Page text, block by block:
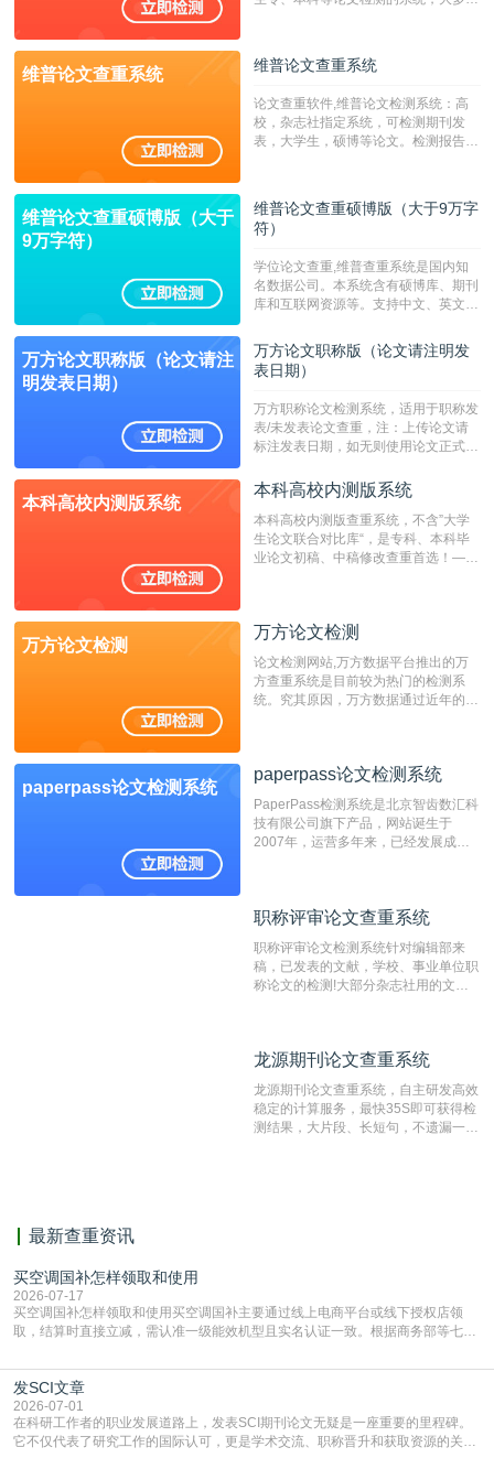
维普论文查重系统 维普论文查重系统
论文查重软件,维普论文检测系统：高
校，杂志社指定系统，可检测期刊发
表，大学生，硕博等论文。检测报告支
维普论文查重硕博版（大于
9万字符）
维普论文查重硕博版（大于9万字
符）
学位论文查重,维普查重系统是国内知
名数据公司。本系统含有硕博库、期刊
库和互联网资源等。支持中文、英文、
定院校！！！
万方论文职称版（论文请注
明发表日期）
万方论文职称版（论文请注明发
表日期）
万方职称论文检测系统，适用于职称发
表/未发表论文查重，注：上传论文请
标注发表日期，如无则使用论文正式发
成时间作为发表日期。
本科高校内测版系统
本科高校内测版系统
本科高校内测版查重系统，不含”大学
生论文联合对比库“，是专科、本科毕
业论文初稿、中稿修改查重首选！——
万方论文检测
万方论文检测
论文检测网站,万方数据平台推出的万
方查重系统是目前较为热门的检测系
统。究其原因，万方数据通过近年的发
非。其次，相对于知网而言，万方检测
重的推荐系统。
paperpass论文检测系统
paperpass论文检测系统
PaperPass检测系统是北京智齿数汇科
技有限公司旗下产品，网站诞生于
2007年，运营多年来，已经发展成为
检测速度快、精度高，市场反映良好。
职称评审论文查重系统
职称评审论文检测系统针对编辑部来
稿，已发表的文献，学校、事业单位职
称论文的检测!大部分杂志社用的文献
编辑部检测来稿和已发表的文献,检测
测时注意填写第一作者,才能排除已发
表文献复制比。（限制字符数1万）
龙源期刊论文查重系统
龙源期刊论文查重系统，自主研发高效
稳定的计算服务，最快35S即可获得检
测结果，大片段、长短句，不遗漏一处
最新查重资讯
买空调国补怎样领取和使用
2026-07-17
买空调国补怎样领取和使用买空调国补主要通过线上电商平台或线下授权店领
取，结算时直接立减‌，需认准一级能效机型且实名认证一致。根据商务部等七部
能领到补贴首选‌京东APP‌搜索专属口令(如【家电补贴1637】、【国补立省
4949】等，口令会随活动更新，以页面显示为准)进入补贴专场。淘宝/天猫也可
复制粘贴【8$FKFGgJq
发SCI文章
2026-07-01
在科研工作者的职业发展道路上，发表SCI期刊论文无疑是一座重要的里程碑。
它不仅代表了研究工作的国际认可，更是学术交流、职称晋升和获取资源的关键